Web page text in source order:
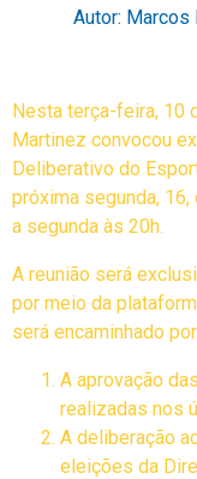
Autor: Marcos
Nesta terça-feira, 10
Martinez convocou
Deliberativo do
próxima segunda,
a segunda às 20h.
A reunião será
por meio da
será encaminhado
A aprovação
realizadas nos
A deliberação
eleições da